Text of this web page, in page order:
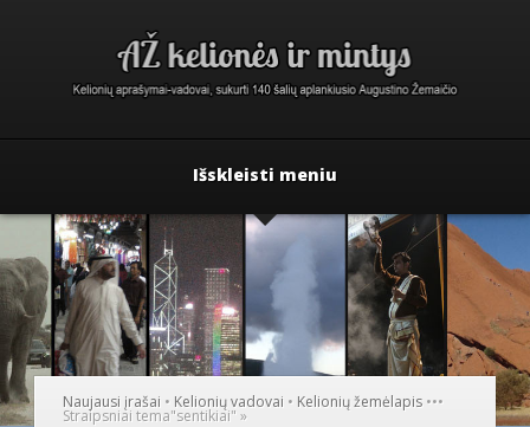
Išskleisti meniu
Naujausi įrašai • Kelionių vadovai • Kelionių žemėlapis •••
Straipsniai tema"sentikiai" »